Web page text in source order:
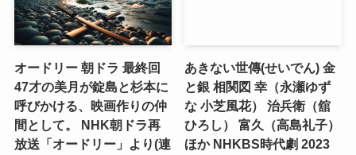
オードリー 朝ドラ 最終回
47才の美月が錠島と杉本に
呼びかける、映画作りの仲
間として。 NHK朝ドラ再
放送「オードリー」より(連
あきない世傳(せいでん) 金
と銀 相関図 幸（永瀬ゆず
な 小芝風花） 治兵衛（舘
ひろし） 富久（高島礼子）
ほか NHKBS時代劇 2023